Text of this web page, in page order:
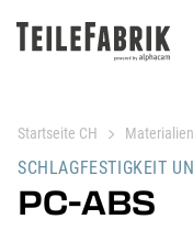
Startseite CH Materialien
SCHLAGFESTIGKEIT
PC-ABS